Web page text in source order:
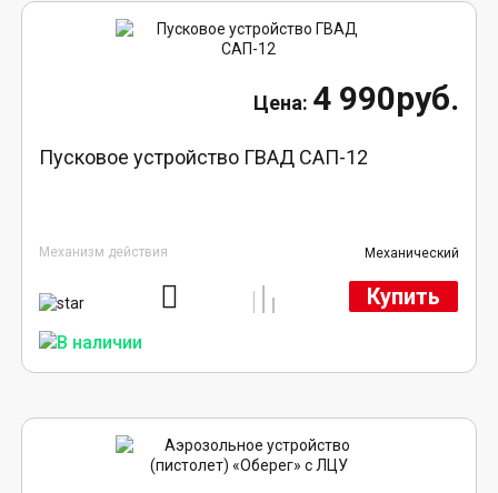
4 990руб.
Пусковое устройство ГВАД САП-12
Механизм действия Механический
Купить